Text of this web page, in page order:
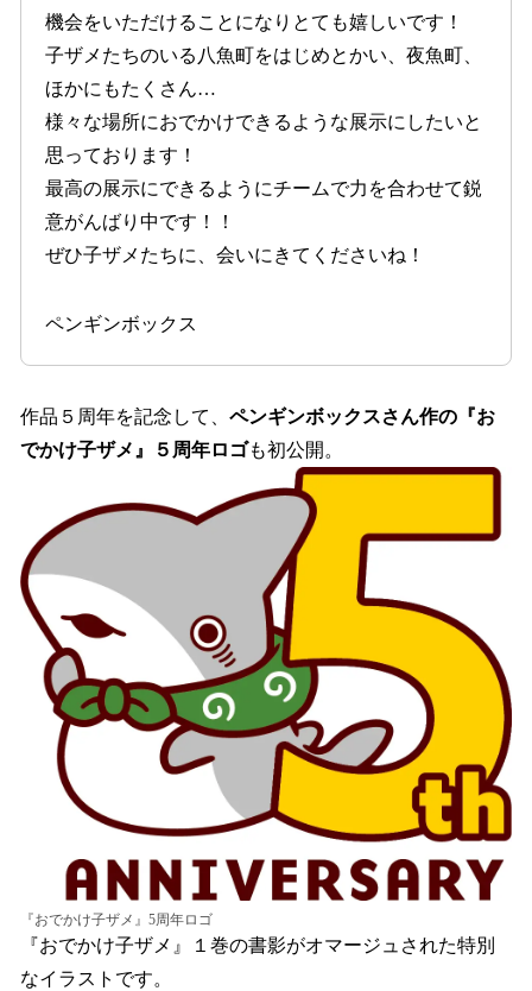
機会をいただけることになりとても嬉しいです！
子ザメたちのいる八魚町をはじめとかい、夜魚町、
ほかにもたくさん…
様々な場所におでかけできるような展示にしたいと
思っております！
最高の展示にできるようにチームで力を合わせて鋭
意がんばり中です！！
ぜひ子ザメたちに、会いにきてくださいね！
ペンギンボックス
作品５周年を記念して、 ペンギンボックスさん作の『お
でかけ子ザメ』５周年ロゴも初公開。
『おでかけ子ザメ』5周年ロゴ
『おでかけ子ザメ』１巻の書影がオマージュされた特別
なイラストです。